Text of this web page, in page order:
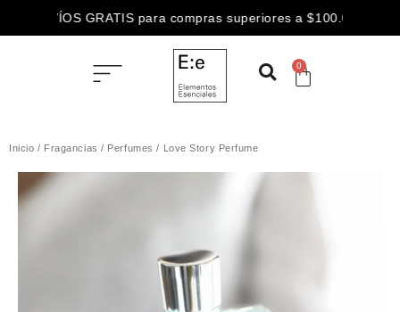
ENVÍOS GRATIS para compras superiores a $100.000
3 CUOTAS SIN INTERÉS abonando con
ENVÍOS GRATIS para compras superiores a $100.000
0
Inicio / Fragancias / Perfumes / Love Story Perfume